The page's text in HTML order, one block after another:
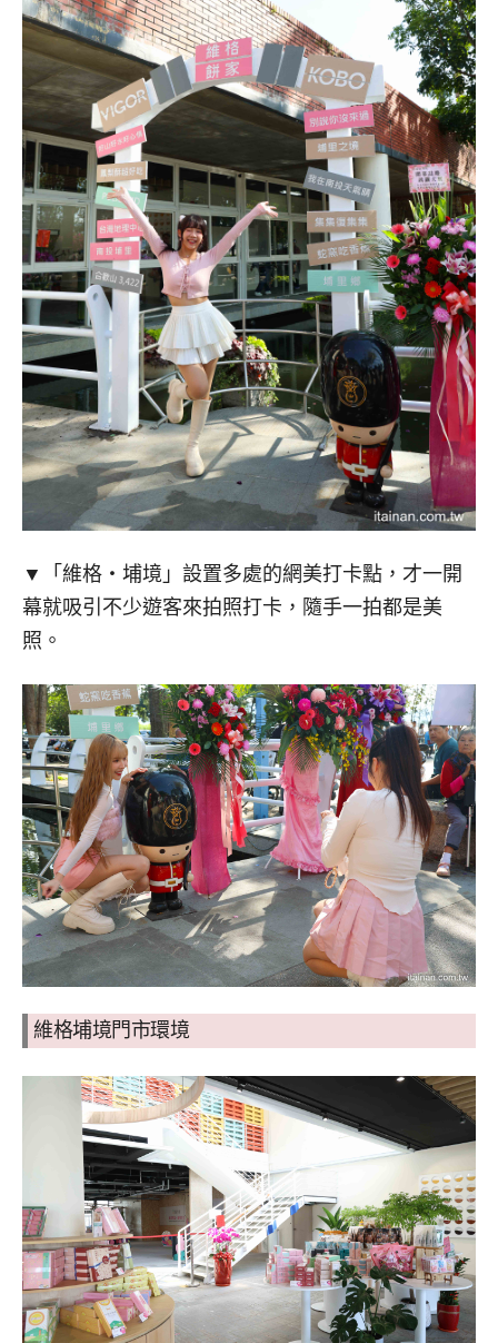
▼「維格・埔境」設置多處的網美打卡點，才一開
幕就吸引不少遊客來拍照打卡，隨手一拍都是美
照。
維格埔境門市環境